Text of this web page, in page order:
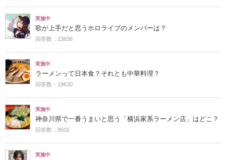
実施中
歌が上手だと思うホロライブのメンバーは？
回答数：23836
実施中
ラーメンって日本食？それとも中華料理？
回答数：19630
実施中
神奈川県で一番うまいと思う「横浜家系ラーメン店」はどこ？
回答数：8502
実施中